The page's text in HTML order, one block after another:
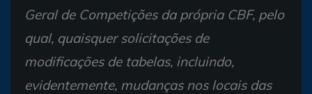
Geral de Competições da própria CBF, pelo
qual, quaisquer solicitações de
modificações de tabelas, incluindo,
evidentemente, mudanças nos locais das